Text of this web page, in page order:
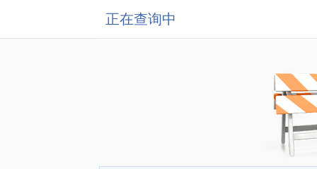
正在查询中